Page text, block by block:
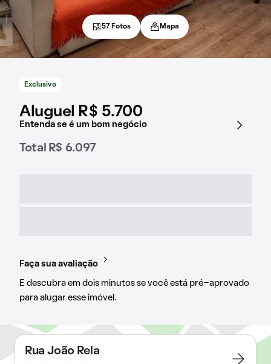
Exclusivo
Aluguel R$ 5.700
Entenda se é um bom negócio
Total R$ 6.097
Faça sua avaliação
E descubra em dois minutos se você está pré-aprovado
para alugar esse imóvel.
57 Fotos Mapa
Rua João Rela